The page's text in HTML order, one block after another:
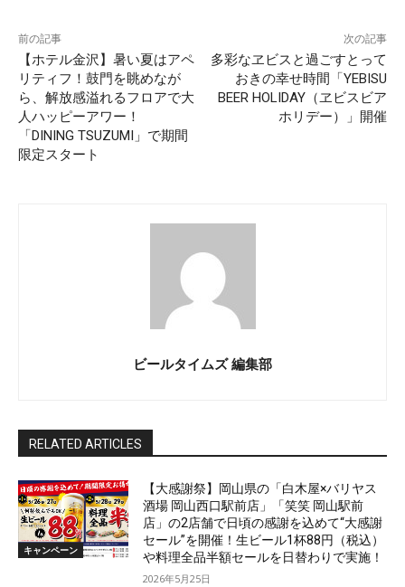
前の記事
【ホテル金沢】暑い夏はアペ
リティフ！鼓門を眺めなが
ら、解放感溢れるフロアで大
人ハッピーアワー！
「DINING TSUZUMI」で期間
限定スタート
次の記事
多彩なヱビスと過ごすとって
おきの幸せ時間「YEBISU
BEER HOLIDAY（ヱビスビア
ホリデー）」開催
ビールタイムズ 編集部
RELATED ARTICLES
キャンペーン
【大感謝祭】岡山県の「白木屋×バリヤス
酒場 岡山西口駅前店」「笑笑 岡山駅前
店」の2店舗で日頃の感謝を込めて“大感謝
セール”を開催！生ビール1杯88円（税込）
や料理全品半額セールを日替わりで実施！
2026年5月25日